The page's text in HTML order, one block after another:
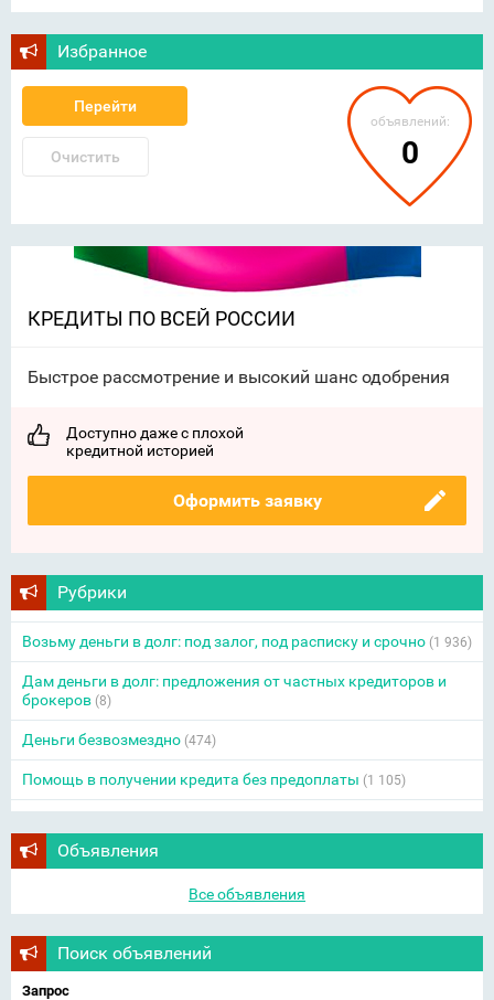
Избранное
Перейти
Очистить
объявлений:
0
КРЕДИТЫ ПО ВСЕЙ РОССИИ
Быстрое рассмотрение и высокий шанс одобрения
Доступно даже с плохой
кредитной историей
Оформить заявку
Рубрики
Возьму деньги в долг: под залог, под расписку и срочно (1 936)
Дам деньги в долг: предложения от частных кредиторов и
брокеров (8)
Деньги безвозмездно (474)
Помощь в получении кредита без предоплаты (1 105)
Объявления
Все объявления
Поиск объявлений
Запрос